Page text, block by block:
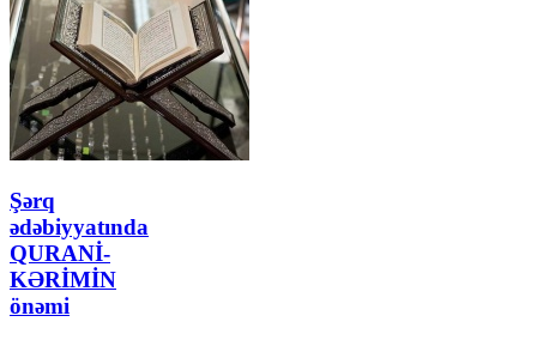
Şərq
ədəbiyyatında
QURANİ-
KƏRİMİN
önəmi